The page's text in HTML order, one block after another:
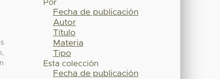
Por
Fecha de publicación
Autor
Título
Materia
Tipo
Esta colección
Fecha de publicación